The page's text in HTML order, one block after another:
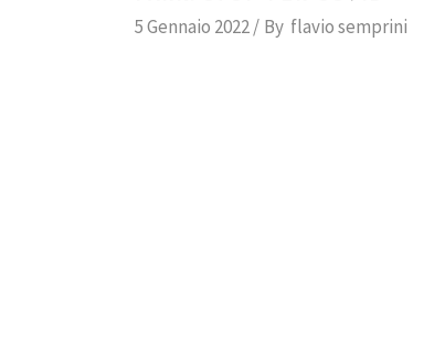
5 Gennaio 2022 By flavio semprini